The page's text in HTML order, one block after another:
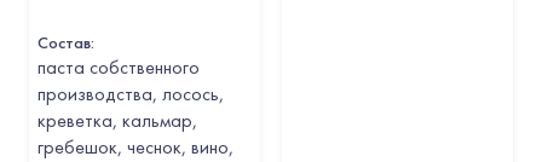
Состав:
паста собственного
производства, лосось,
креветка, кальмар,
гребешок, чеснок, вино,